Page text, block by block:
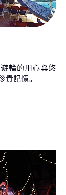
輪的用心與悠
貴記憶。